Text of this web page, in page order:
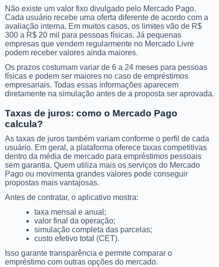
Não existe um valor fixo divulgado pelo Mercado Pago.
Cada usuário recebe uma oferta diferente de acordo com a
avaliação interna. Em muitos casos, os limites vão de R$
300 a R$ 20 mil para pessoas físicas. Já pequenas
empresas que vendem regularmente no Mercado Livre
podem receber valores ainda maiores.
Os prazos costumam variar de 6 a 24 meses para pessoas
físicas e podem ser maiores no caso de empréstimos
empresariais. Todas essas informações aparecem
diretamente na simulação antes de a proposta ser aprovada.
Taxas de juros: como o Mercado Pago
calcula?
As taxas de juros também variam conforme o perfil de cada
usuário. Em geral, a plataforma oferece taxas competitivas
dentro da média de mercado para empréstimos pessoais
sem garantia. Quem utiliza mais os serviços do Mercado
Pago ou movimenta grandes valores pode conseguir
propostas mais vantajosas.
Antes de contratar, o aplicativo mostra:
taxa mensal e anual;
valor final da operação;
simulação completa das parcelas;
custo efetivo total (CET).
Isso garante transparência e permite comparar o
empréstimo com outras opções do mercado.